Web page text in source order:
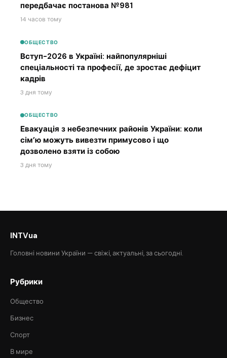
передбачає постанова №981
14 часов тому
ОБЩЕСТВО
Вступ-2026 в Україні: найпопулярніші
спеціальності та професії, де зростає дефіцит
кадрів
3 дня тому
ОБЩЕСТВО
Евакуація з небезпечних районів України: коли
сім’ю можуть вивезти примусово і що
дозволено взяти із собою
3 дня тому
INTVua
Головні новини України — свіжі, актуальні, за сьогодні.
Рубрики
Общество
Бизнес
Спорт
В мире